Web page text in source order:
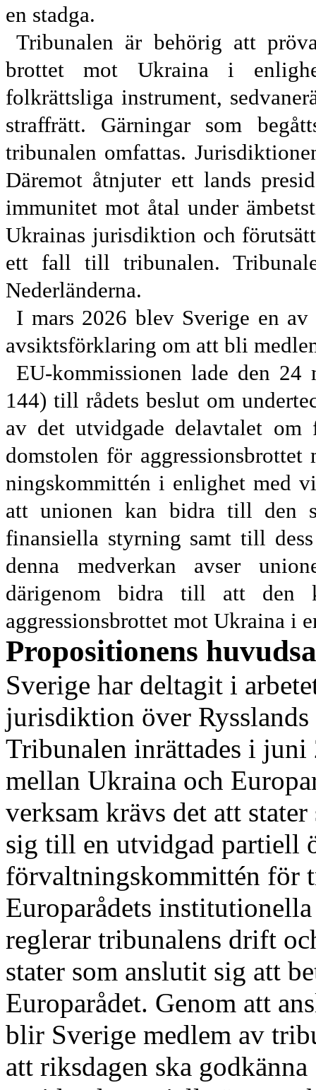
en stadga.
Tribunalen är behörig att
brottet mot Ukraina i
folkrättsliga instrument,
straffrätt. Gärningar som
tribunalen omfattas.
Däremot åtnjuter ett lands
immunitet mot åtal under
Ukrainas jurisdiktion och
ett fall till tribunalen.
Nederländerna.
I mars 2026 blev Sverige en av
avsiktsförklaring om att bli
EU-kommissionen lade den
144) till rådets beslut om
av det utvidgade delavtalet om
domstolen för
ningskommittén i enlighet med
att unionen kan bidra till den
finansiella styrning samt till
denna medverkan avser
därigenom bidra till att den
aggressionsbrottet mot Ukraina i
Propositionens
Sverige har deltagit i
jurisdiktion över
Tribunalen inrättades i
mellan Ukraina och
verksam krävs det att
sig till en utvidgad partiell
förvaltningskommittén för
Europarådets
reglerar tribunalens drift
stater som anslutit sig att
Europarådet. Genom att
blir Sverige medlem av
att riksdagen ska